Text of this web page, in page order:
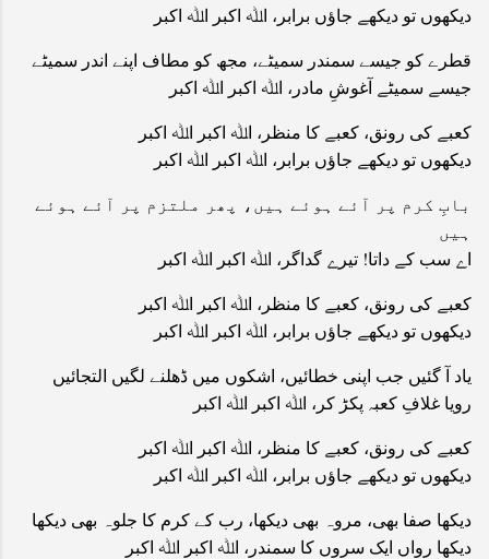
دیکھوں تو دیکھے جاؤں برابر، اﷲ اکبر اﷲ اکبر
قطرے کو جیسے سمندر سمیٹے، مجھ کو مطاف اپنے اندر سمیٹے
جیسے سمیٹے آغوشِ مادر، اﷲ اکبر اﷲ اکبر
کعبے کی رونق، کعبے کا منظر، اﷲ اکبر اﷲ اکبر
دیکھوں تو دیکھے جاؤں برابر، اﷲ اکبر اﷲ اکبر
بابِ کرم پر آئے ہوئے ہیں، پھر ملتزم پر آئے ہوئے
ہیں
اے سب کے داتا! تیرے گداگر، اﷲ اکبر اﷲ اکبر
کعبے کی رونق، کعبے کا منظر، اﷲ اکبر اﷲ اکبر
دیکھوں تو دیکھے جاؤں برابر، اﷲ اکبر اﷲ اکبر
یاد آ گئیں جب اپنی خطائیں، اشکوں میں ڈھلنے لگیں التجائیں
رویا غلافِ کعبہ پکڑ کر، اﷲ اکبر اﷲ اکبر
کعبے کی رونق، کعبے کا منظر، اﷲ اکبر اﷲ اکبر
دیکھوں تو دیکھے جاؤں برابر، اﷲ اکبر اﷲ اکبر
دیکھا صفا بھی، مروہ بھی دیکھا، رب کے کرم کا جلوہ بھی دیکھا
دیکھا رواں ایک سروں کا سمندر، اﷲ اکبر اﷲ اکبر